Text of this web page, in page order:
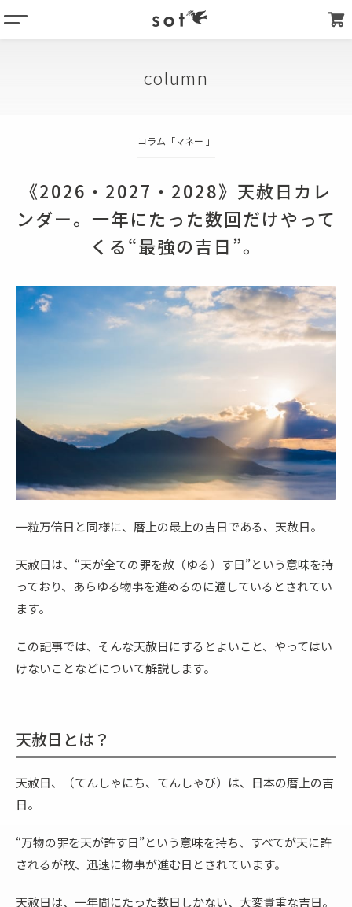
products
store list
column
コラム「マネー 」
《2026・2027・2028》天赦日カレ
ンダー。一年にたった数回だけやって
くる“最強の吉日”。
一粒万倍日と同様に、暦上の最上の吉日である、天赦日。
天赦日は、“天が全ての罪を赦（ゆる）す日”という意味を持
っており、あらゆる物事を進めるのに適しているとされてい
ます。
この記事では、そんな天赦日にするとよいこと、やってはい
けないことなどについて解説します。
天赦日とは？
天赦日、（てんしゃにち、てんしゃび）は、日本の暦上の吉
日。
“万物の罪を天が許す日”という意味を持ち、すべてが天に許
されるが故、迅速に物事が進む日とされています。
天赦日は、一年間にたった数日しかない、大変貴重な吉日。